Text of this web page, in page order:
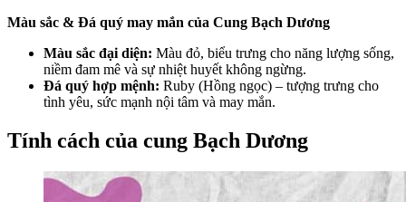
Màu sắc & Đá quý may mắn của Cung Bạch Dương
Màu sắc đại diện: Màu đỏ, biểu trưng cho năng lượng sống,
niềm đam mê và sự nhiệt huyết không ngừng.
Đá quý hợp mệnh: Ruby (Hồng ngọc) – tượng trưng cho
tình yêu, sức mạnh nội tâm và may mắn.
Tính cách của cung Bạch Dương